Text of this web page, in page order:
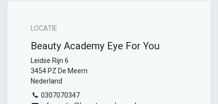
LOCATIE
Beauty Academy Eye For You
Leidse Rijn 6
3454 PZ De Meern
Nederland
0307070347